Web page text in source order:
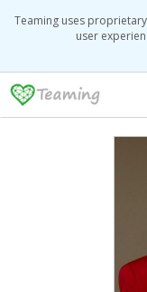
Teaming uses
user